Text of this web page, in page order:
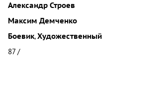
Александр Строев
Максим Демченко
Боевик,Художественный
87 /